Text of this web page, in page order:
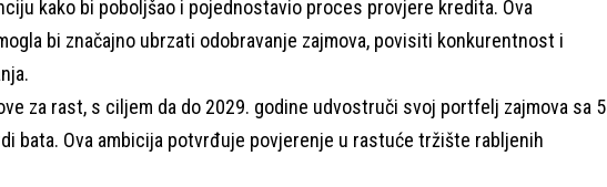
kako bi poboljšao i pojednostavio proces provjere kredita. Ova
bi značajno ubrzati odobravanje zajmova, povisiti konkurentnost i
za rast, s ciljem da do 2029. godine udvostruči svoj portfelj zajmova sa 5
bata. Ova ambicija potvrđuje povjerenje u rastuće tržište rabljenih